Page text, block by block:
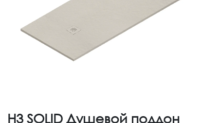
H3 SOLID Душевой поддон